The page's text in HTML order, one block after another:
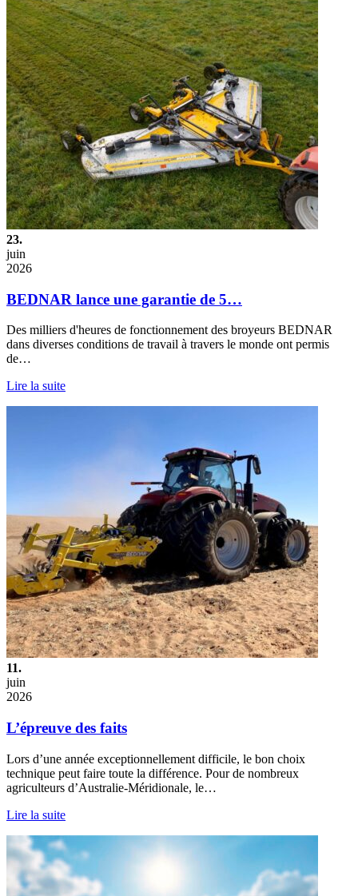
23.
juin
2026
BEDNAR lance une garantie de 5…
Des milliers d'heures de fonctionnement des broyeurs BEDNAR
dans diverses conditions de travail à travers le monde ont permis
de…
Lire la suite
11.
juin
2026
L’épreuve des faits
Lors d’une année exceptionnellement difficile, le bon choix
technique peut faire toute la différence. Pour de nombreux
agriculteurs d’Australie-Méridionale, le…
Lire la suite